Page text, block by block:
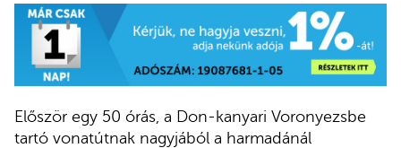
Először egy 50 órás, a Don-kanyari Voronyezsbe
tartó vonatútnak nagyjából a harmadánál